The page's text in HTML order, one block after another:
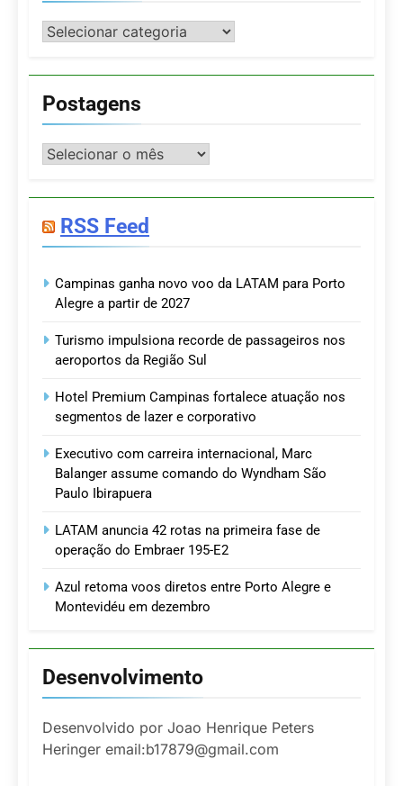
Categorias
Postagens
Postagens
RSS Feed
Campinas ganha novo voo da LATAM para Porto
Alegre a partir de 2027
Turismo impulsiona recorde de passageiros nos
aeroportos da Região Sul
Hotel Premium Campinas fortalece atuação nos
segmentos de lazer e corporativo
Executivo com carreira internacional, Marc
Balanger assume comando do Wyndham São
Paulo Ibirapuera
LATAM anuncia 42 rotas na primeira fase de
operação do Embraer 195-E2
Azul retoma voos diretos entre Porto Alegre e
Montevidéu em dezembro
Desenvolvimento
Desenvolvido por Joao Henrique Peters
Heringer email:b17879@gmail.com